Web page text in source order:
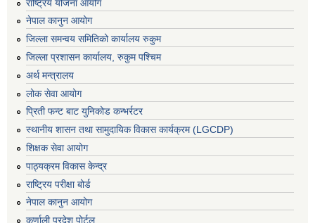
राष्ट्रिय योजना आयोग
नेपाल कानुन आयोग
जिल्ला समन्वय समितिको कार्यालय रुकुम
जिल्ला प्रशासन कार्यालय, रुकुम पश्चिम
अर्थ मन्त्रालय
लोक सेवा आयोग
प्रिती फन्ट बाट युनिकोड कन्भर्रटर
स्थानीय शासन तथा सामुदायिक विकास कार्यक्रम (LGCDP)
शिक्षक सेवा आयोग
पाठ्यक्रम विकास केन्द्र
राष्ट्रिय परीक्षा बोर्ड
नेपाल कानुन आयोग
कर्णाली प्रदेश पोर्टल